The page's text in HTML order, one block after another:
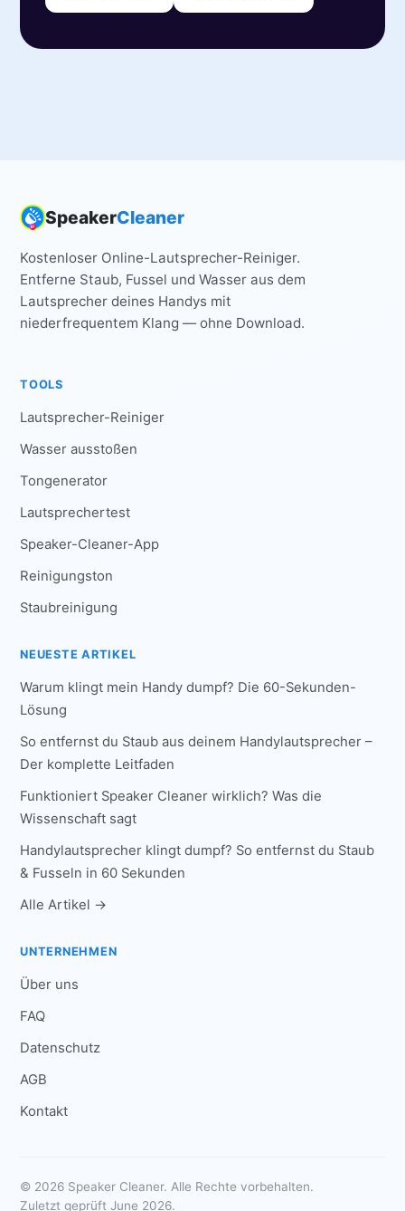
SpeakerCleaner
Kostenloser Online-Lautsprecher-Reiniger.
Entferne Staub, Fussel und Wasser aus dem
Lautsprecher deines Handys mit
niederfrequentem Klang — ohne Download.
TOOLS
Lautsprecher-Reiniger
Wasser ausstoßen
Tongenerator
Lautsprechertest
Speaker-Cleaner-App
Reinigungston
Staubreinigung
NEUESTE ARTIKEL
Warum klingt mein Handy dumpf? Die 60-Sekunden-
Lösung
So entfernst du Staub aus deinem Handylautsprecher –
Der komplette Leitfaden
Funktioniert Speaker Cleaner wirklich? Was die
Wissenschaft sagt
Handylautsprecher klingt dumpf? So entfernst du Staub
& Fusseln in 60 Sekunden
Alle Artikel →
UNTERNEHMEN
Über uns
FAQ
Datenschutz
AGB
Kontakt
© 2026 Speaker Cleaner. Alle Rechte vorbehalten.
Zuletzt geprüft June 2026.